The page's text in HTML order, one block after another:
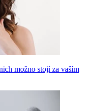
možno stojí za vaším